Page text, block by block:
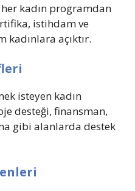
her kadın programdan
istihdam ve
açıktır.
isteyen kadın
desteği, finansman,
gibi alanlarda destek